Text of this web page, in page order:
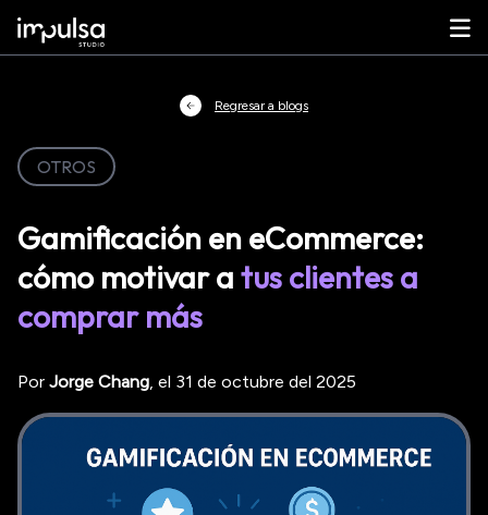
Regresar a blogs
OTROS
Gamificación en eCommerce:
cómo motivar a tus clientes a
comprar más
Por Jorge Chang, el 31 de octubre del 2025